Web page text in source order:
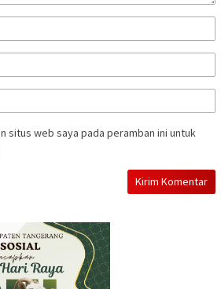
situs web saya pada peramban ini untuk